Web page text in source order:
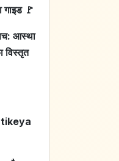
🚩
आस्था
विस्तृत